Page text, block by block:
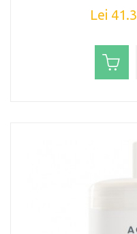
Lei 41.3